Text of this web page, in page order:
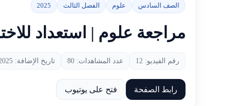
الصف السادس علوم الفصل الثالث 2025
مراجعة علوم | استعداد
رقم الفيديو: 12 عدد المشاهدات: 80 تاريخ الإضافة: 2025-06-06
رابط الصفحة فتح على يوتيوب